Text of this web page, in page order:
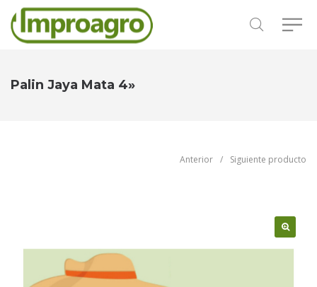
Palin Jaya Mata 4»
Anterior / Siguiente producto